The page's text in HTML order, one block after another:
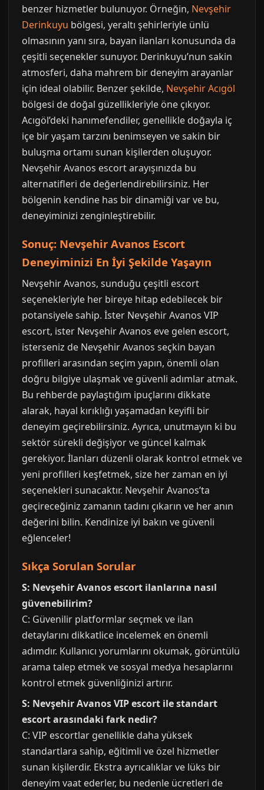
benzer hizmetler bulunuyor. Örneğin, Nevşehir
Derinkuyu bölgesi, yeraltı şehirleriyle ünlü
olmasının yanı sıra, bayan ilanları konusunda da
çeşitli seçenekler sunuyor. Derinkuyu’nun sakin
atmosferi, daha mahrem bir deneyim arayanlar
için ideal olabilir. Benzer şekilde, Nevşehir Acıgöl
bölgesi de doğal güzellikleriyle öne çıkıyor.
Acıgöl’deki hanımefendiler, genellikle doğayla iç
içe bir yaşam tarzını benimseyen ve sakin bir
buluşma ortamı sunan kişilerden oluşuyor.
Nevşehir Avanos escort arayışınızda bu
alternatifleri de değerlendirebilirsiniz. Her
bölgenin kendine has bir dinamiği var ve bu,
deneyiminizi zenginleştirebilir.
Sonuç: Nevşehir Avanos Escort
Deneyiminizi En İyi Şekilde Yaşayın
Nevşehir Avanos, sunduğu çeşitli escort
seçenekleriyle her bireye hitap edebilecek bir
potansiyele sahip. İster Nevşehir Avanos VIP
escort, ister Nevşehir Avanos eve gelen escort,
isterseniz de Nevşehir Avanos seçkin bayan
profilleri arasından seçim yapın, önemli olan
doğru bilgiye ulaşmak ve güvenli adımlar atmak.
Bu rehberde paylaştığım ipuçlarını dikkate
alarak, hayal kırıklığı yaşamadan keyifli bir
deneyim geçirebilirsiniz. Ayrıca, unutmayın ki bu
sektör sürekli değişiyor ve güncel kalmak
gerekiyor. İlanları düzenli olarak kontrol etmek ve
yeni profilleri keşfetmek, size her zaman en iyi
seçenekleri sunacaktır. Nevşehir Avanos’ta
geçireceğiniz zamanın tadını çıkarın ve her anın
değerini bilin. Kendinize iyi bakın ve güvenli
eğlenceler!
Sıkça Sorulan Sorular
S: Nevşehir Avanos escort ilanlarına nasıl
güvenebilirim?
C: Güvenilir platformlar seçmek ve ilan
detaylarını dikkatlice incelemek en önemli
adımdır. Kullanıcı yorumlarını okumak, görüntülü
arama talep etmek ve sosyal medya hesaplarını
kontrol etmek güvenliğinizi artırır.
S: Nevşehir Avanos VIP escort ile standart
escort arasındaki fark nedir?
C: VIP escortlar genellikle daha yüksek
standartlara sahip, eğitimli ve özel hizmetler
sunan kişilerdir. Ekstra ayrıcalıklar ve lüks bir
deneyim vaat ederler, bu nedenle ücretleri de